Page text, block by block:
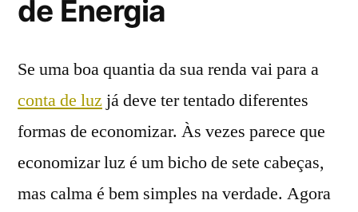
de Energia
Se uma boa quantia da sua renda vai para a
conta de luz já deve ter tentado diferentes
formas de economizar. Às vezes parece que
economizar luz é um bicho de sete cabeças,
mas calma é bem simples na verdade. Agora